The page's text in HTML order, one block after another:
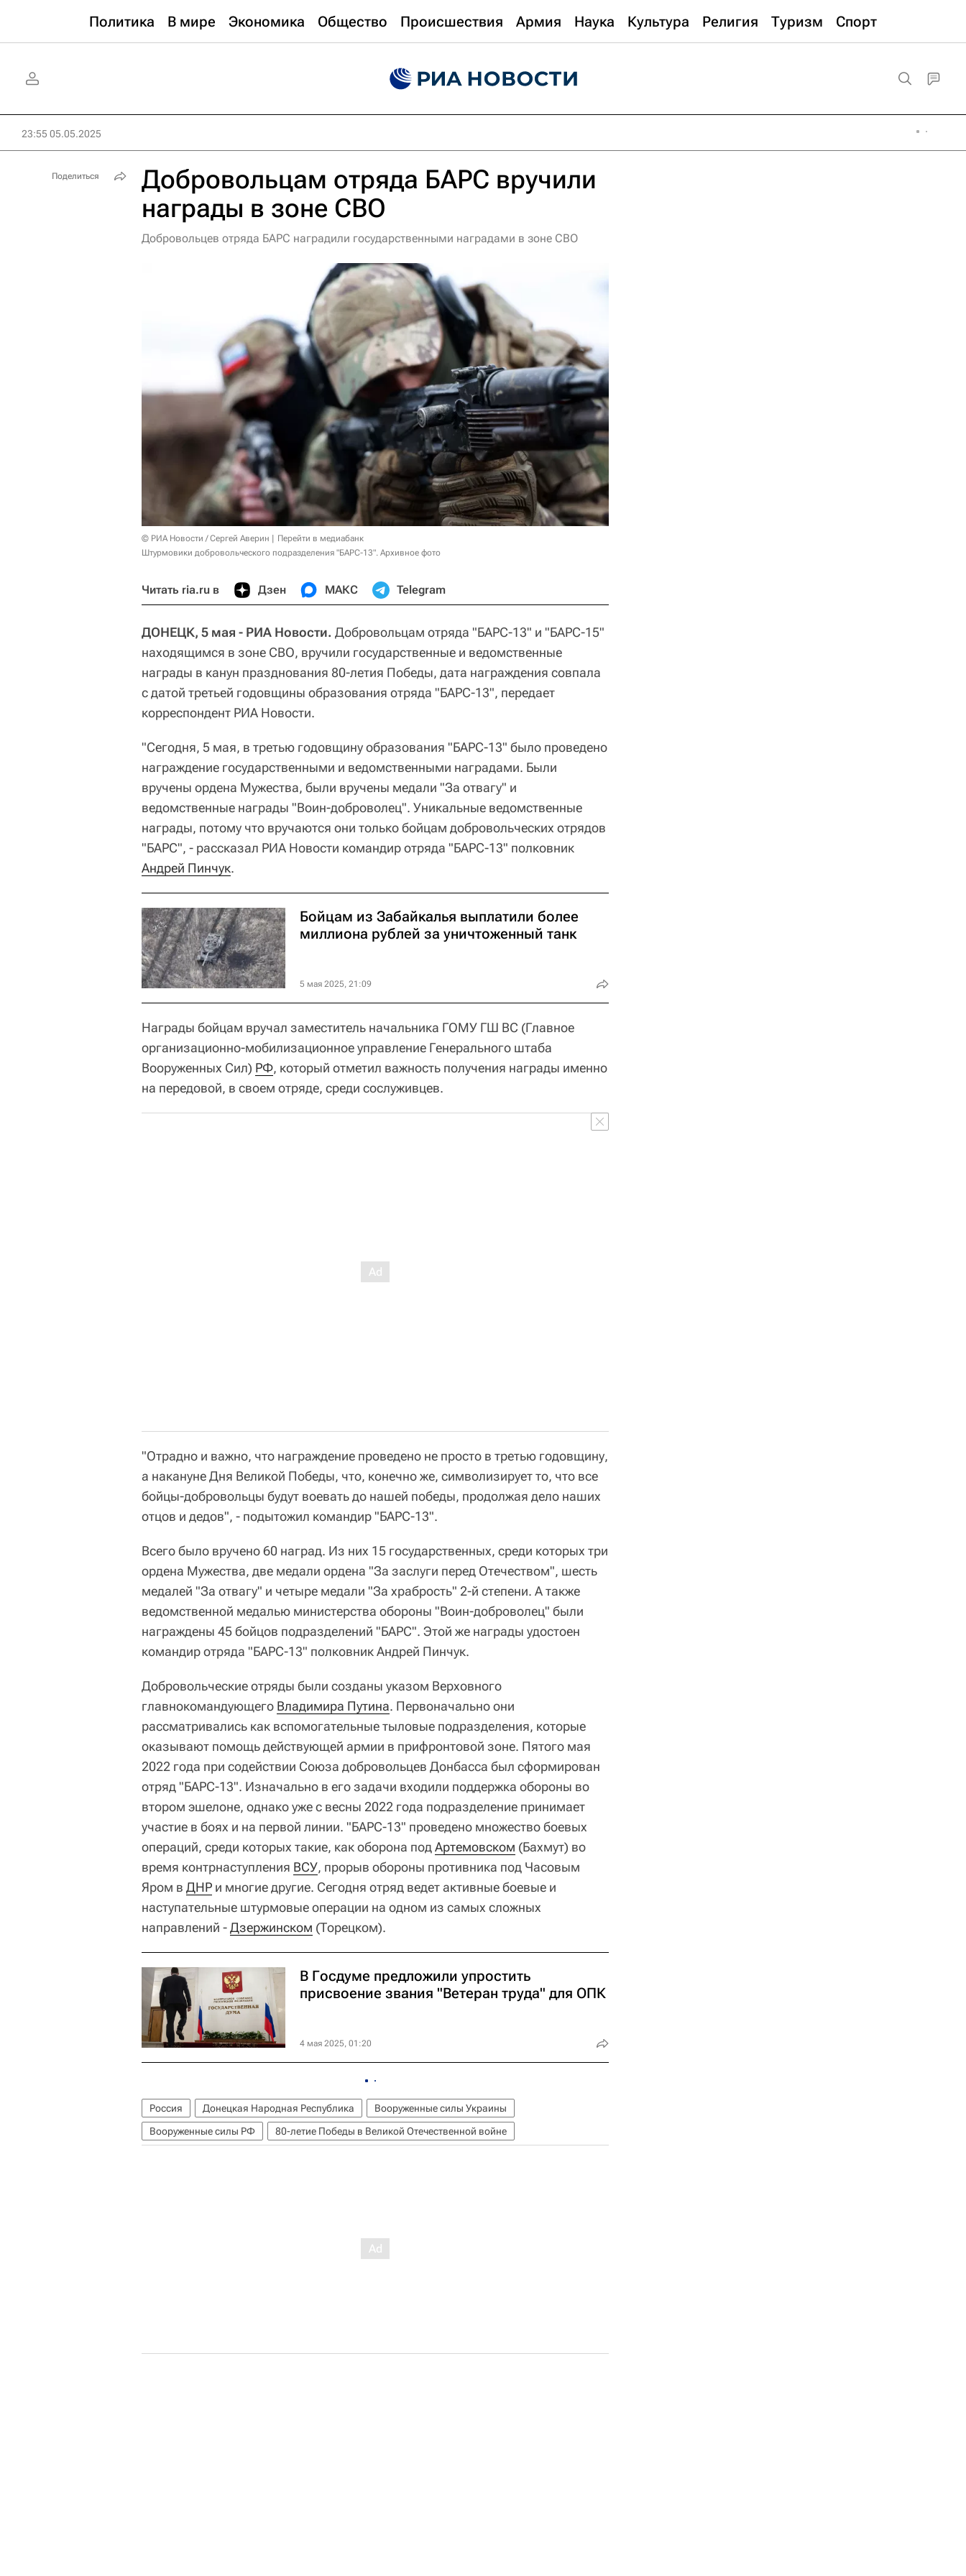
Политика В мире Экономика Общество Происшествия Армия Наука Культура Религия Туризм Спорт
23:55 05.05.2025
Добровольцам отряда БАРС вручили
награды в зоне СВО
Добровольцев отряда БАРС наградили государственными наградами в зоне СВО
© РИА Новости / Сергей Аверин
Перейти в медиабанк
Штурмовики добровольческого подразделения "БАРС-13". Архивное фото
Читать ria.ru в Дзен МАКС Telegram
ДОНЕЦК, 5 мая - РИА Новости. Добровольцам отряда "БАРС-13" и "БАРС-15"
находящимся в зоне СВО, вручили государственные и ведомственные
награды в канун празднования 80-летия Победы, дата награждения совпала
с датой третьей годовщины образования отряда "БАРС-13", передает
корреспондент РИА Новости.
"Сегодня, 5 мая, в третью годовщину образования "БАРС-13" было проведено
награждение государственными и ведомственными наградами. Были
вручены ордена Мужества, были вручены медали "За отвагу" и
ведомственные награды "Воин-доброволец". Уникальные ведомственные
награды, потому что вручаются они только бойцам добровольческих отрядов
"БАРС", - рассказал РИА Новости командир отряда "БАРС-13" полковник
Андрей Пинчук.
Бойцам из Забайкалья выплатили более
миллиона рублей за уничтоженный танк
5 мая 2025, 21:09
Награды бойцам вручал заместитель начальника ГОМУ ГШ ВС (Главное
организационно-мобилизационное управление Генерального штаба
Вооруженных Сил) РФ, который отметил важность получения награды именно
на передовой, в своем отряде, среди сослуживцев.
"Отрадно и важно, что награждение проведено не просто в третью годовщину,
а накануне Дня Великой Победы, что, конечно же, символизирует то, что все
бойцы-добровольцы будут воевать до нашей победы, продолжая дело наших
отцов и дедов", - подытожил командир "БАРС-13".
Всего было вручено 60 наград. Из них 15 государственных, среди которых три
ордена Мужества, две медали ордена "За заслуги перед Отечеством", шесть
медалей "За отвагу" и четыре медали "За храбрость" 2-й степени. А также
ведомственной медалью министерства обороны "Воин-доброволец" были
награждены 45 бойцов подразделений "БАРС". Этой же награды удостоен
командир отряда "БАРС-13" полковник Андрей Пинчук.
Добровольческие отряды были созданы указом Верховного
главнокомандующего Владимира Путина. Первоначально они
рассматривались как вспомогательные тыловые подразделения, которые
оказывают помощь действующей армии в прифронтовой зоне. Пятого мая
2022 года при содействии Союза добровольцев Донбасса был сформирован
отряд "БАРС-13". Изначально в его задачи входили поддержка обороны во
втором эшелоне, однако уже с весны 2022 года подразделение принимает
участие в боях и на первой линии. "БАРС-13" проведено множество боевых
операций, среди которых такие, как оборона подАртемовском (Бахмут) во
время контрнаступления ВСУ, прорыв обороны противника под Часовым
Яром в ДНР и многие другие. Сегодня отряд ведет активные боевые и
наступательные штурмовые операции на одном из самых сложных
направлений -Дзержинском (Торецком).
В Госдуме предложили упростить
присвоение звания "Ветеран труда" для ОПК
4 мая 2025, 01:20
Россия Донецкая Народная Республика
Вооруженные силы Украины
Вооруженные силы РФ
80-летие Победы в Великой Отечественной войне
Поделиться